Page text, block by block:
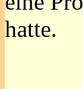
hatte.